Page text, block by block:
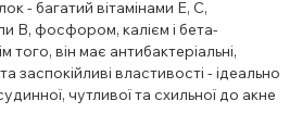
- багатий вітамінами Е, С,
В, фосфором, калієм і бета-
того, він має антибактеріальні,
заспокійливі властивості - ідеально
чутливої ​​та схильної до акне